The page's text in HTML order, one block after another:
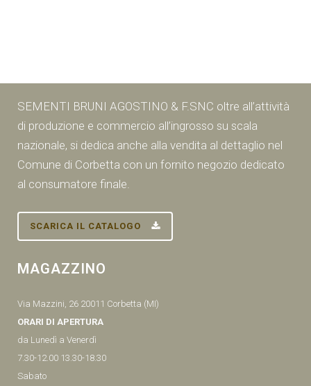
SEMENTI BRUNI AGOSTINO & F.SNC oltre all’attività
di produzione e commercio all’ingrosso su scala
nazionale, si dedica anche alla vendita al dettaglio nel
Comune di Corbetta con un fornito negozio dedicato
al consumatore finale.
SCARICA IL CATALOGO
MAGAZZINO
Via Mazzini, 26 20011 Corbetta (MI)
ORARI DI APERTURA
da Lunedì a Venerdì
7.30-12.00 13.30-18.30
Sabato